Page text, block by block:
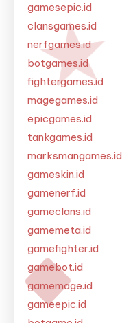
gamesepic.id
clansgames.id
nerfgames.id
botgames.id
fightergames.id
magegames.id
epicgames.id
tankgames.id
marksmangames.id
gameskin.id
gamenerf.id
gameclans.id
gamemeta.id
gamefighter.id
gamebot.id
gamemage.id
gameepic.id